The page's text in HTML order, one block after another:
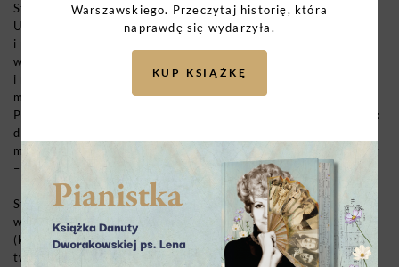
Stolicy, związanych z tym miastem znanych osobistości.
Używając prostego języka, pełnego humoru, odwagi
i prostoty opowiada o dziejach Warszawy. Stowarzyszenie
w rozpatrywanym czasie podejmowało się przygotowania
i realizacji warsztatów Gwary Warszawskiej dla dzieci,
młodzieży i dorosłych. Podczas pandemii, wraz z Muzeum
Powstania Warszawskiego, stworzyło cykl wykładów w tym:
dla dzieci – Zostań Praskim Cwaniakiem, dla starszej
młodzieży – Poznaj z nami gwarę warszawską, cykl rodzinny
– Legendy Warszawskie gwarą oraz konkursy językowe.
Stowarzyszenie dba o historię starając się o utrwalanie
wizerunków wielkich Warszawiaków – Wiecha i Grzesiuka
(konsultacje scenariuszowe do filmów); współpraca przy
tworzeniu komiksów historycznych – Praga Gada;
Warszawskiego. Przeczytaj historię, która
naprawdę się wydarzyła.
KUP KSIĄŻKĘ